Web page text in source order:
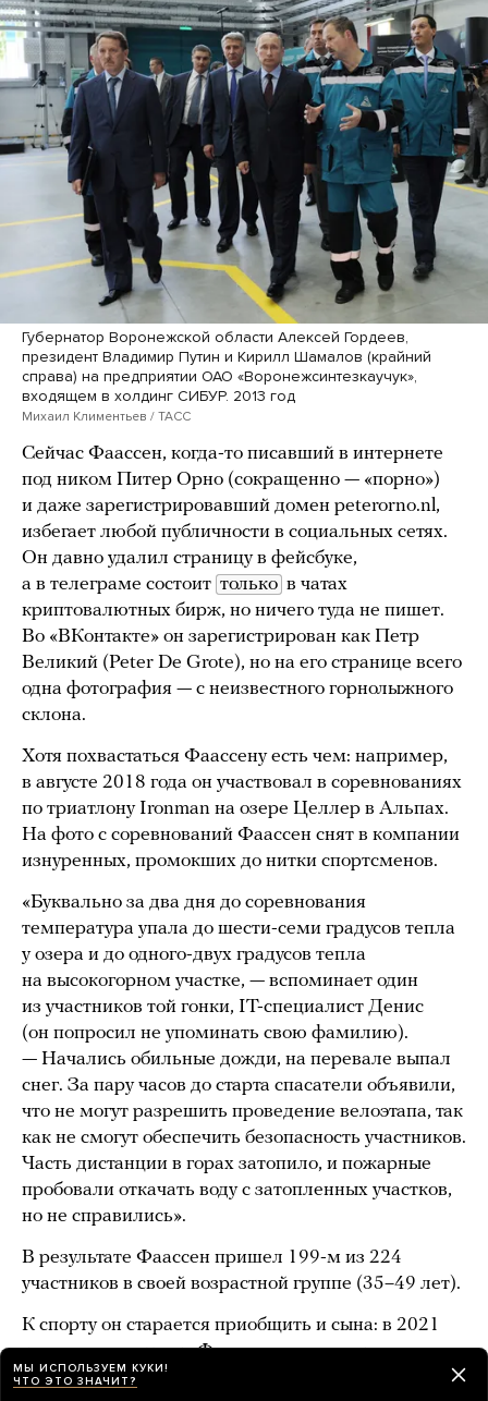
Губернатор Воронежской области Алексей Гордеев,
президент Владимир Путин и Кирилл Шамалов (крайний
справа) на предприятии ОАО «Воронежсинтезкаучук»,
входящем в холдинг СИБУР. 2013 год
Михаил Климентьев / ТАСС
Сейчас Фаассен, когда-то писавший в интернете
под ником Питер Орно (сокращенно — «порно»)
и даже зарегистрировавший домен peterorno.nl,
избегает любой публичности в социальных сетях.
Он давно удалил страницу в фейсбуке,
а в телеграме состоит только в чатах
криптовалютных бирж, но ничего туда не пишет.
Во «ВКонтакте» он зарегистрирован как Петр
Великий (Peter De Grote), но на его странице всего
одна фотография — с неизвестного горнолыжного
склона.
Хотя похвастаться Фаассену есть чем: например,
в августе 2018 года он участвовал в соревнованиях
по триатлону Ironman на озере Целлер в Альпах.
На фото с соревнований Фаассен снят в компании
изнуренных, промокших до нитки спортсменов.
«Буквально за два дня до соревнования
температура упала до шести-семи градусов тепла
у озера и до одного-двух градусов тепла
на высокогорном участке, — вспоминает один
из участников той гонки, IT-специалист Денис
(он попросил не упоминать свою фамилию).
— Начались обильные дожди, на перевале выпал
снег. За пару часов до старта спасатели объявили,
что не могут разрешить проведение велоэтапа, так
как не смогут обеспечить безопасность участников.
Часть дистанции в горах затопило, и пожарные
пробовали откачать воду с затопленных участков,
но не справились».
В результате Фаассен пришел 199-м из 224
участников в своей возрастной группе (35–49 лет).
К спорту он старается приобщить и сына: в 2021
году восьмилетнего Фаассена-младшего заявили
на километровый забег Starkids в одном
МЫ ИСПОЛЬЗУЕМ КУКИ!
ЧТО ЭТО ЗНАЧИТ?